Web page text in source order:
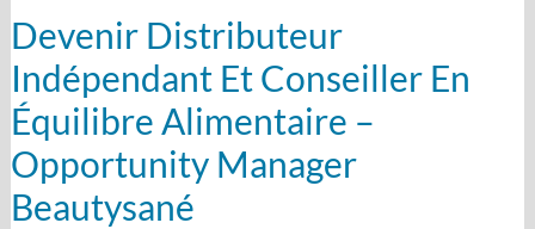
Devenir Distributeur
Indépendant Et Conseiller En
Équilibre Alimentaire –
Opportunity Manager
Beautysané